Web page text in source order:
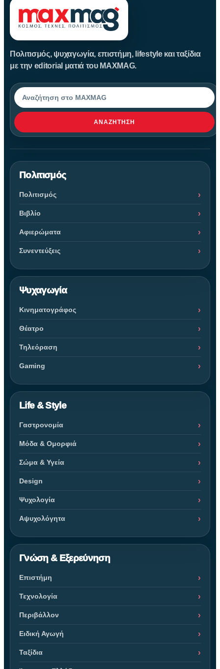
Πολιτισμός, ψυχαγωγία, επιστήμη, lifestyle και ταξίδια
με την editorial ματιά του MAXMAG.
Αναζήτηση
ΑΝΑΖΉΤΗΣΗ
Πολιτισμός
Πολιτισμός
Βιβλίο
Αφιερώματα
Συνεντεύξεις
Ψυχαγωγία
Κινηματογράφος
Θέατρο
Τηλεόραση
Gaming
Life & Style
Γαστρονομία
Μόδα & Ομορφιά
Σώμα & Υγεία
Design
Ψυχολογία
Αψυχολόγητα
Γνώση & Εξερεύνηση
Επιστήμη
Τεχνολογία
Περιβάλλον
Ειδική Αγωγή
Ταξίδια